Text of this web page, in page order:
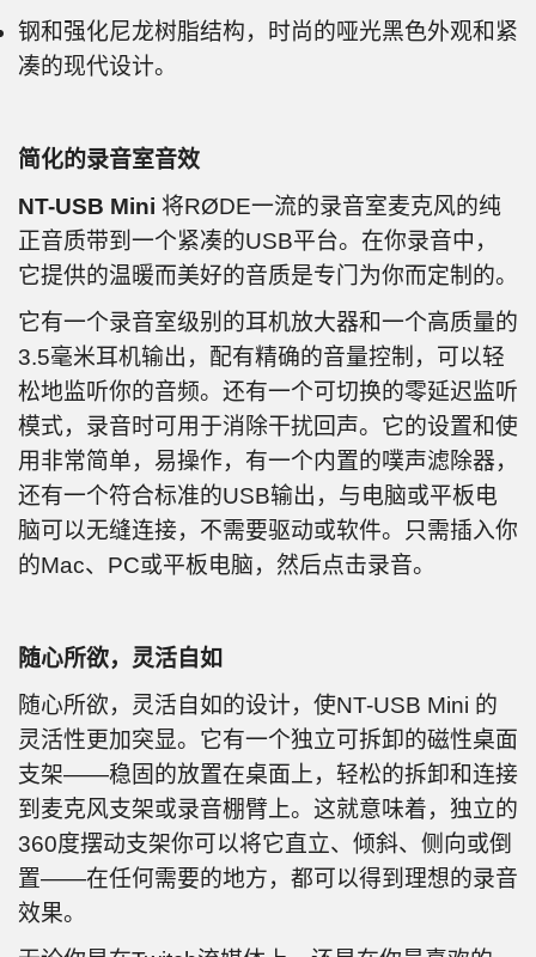
钢和强化尼龙树脂结构，时尚的哑光黑色外观和紧
凑的现代设计。
简化的录音室音效
NT-USB Mini 将RØDE一流的录音室麦克风的纯
正音质带到一个紧凑的USB平台。在你录音中，
它提供的温暖而美好的音质是专门为你而定制的。
它有一个录音室级别的耳机放大器和一个高质量的
3.5毫米耳机输出，配有精确的音量控制，可以轻
松地监听你的音频。还有一个可切换的零延迟监听
模式，录音时可用于消除干扰回声。它的设置和使
用非常简单，易操作，有一个内置的噗声滤除器，
还有一个符合标准的USB输出，与电脑或平板电
脑可以无缝连接，不需要驱动或软件。只需插入你
的Mac、PC或平板电脑，然后点击录音。
随心所欲，灵活自如
随心所欲，灵活自如的设计，使NT-USB Mini 的
灵活性更加突显。它有一个独立可拆卸的磁性桌面
支架——稳固的放置在桌面上，轻松的拆卸和连接
到麦克风支架或录音棚臂上。这就意味着，独立的
360度摆动支架你可以将它直立、倾斜、侧向或倒
置——在任何需要的地方，都可以得到理想的录音
效果。